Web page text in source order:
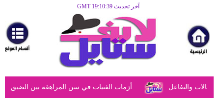
آخر تحديث GMT 19:10:39
مرأة
أزياء
أزياء
إسلامية
أزمات الفتيات في سن المراهقة بين الضيق والتفاعل